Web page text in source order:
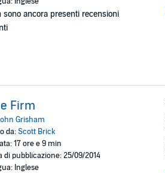
sono ancora presenti recensioni
Firm
Grisham
da:Scott Brick
17 ore e 9 min
di pubblicazione: 25/09/2014
Inglese